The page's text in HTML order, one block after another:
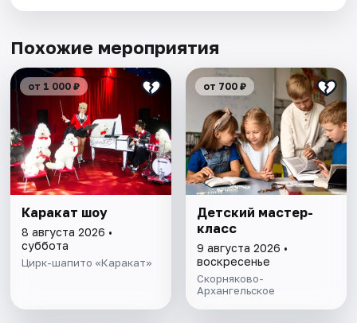
Похожие мероприятия
от 1 000 ₽
Каракат шоу
8 августа 2026 •
суббота
Цирк-шапито «Каракат»
от 700 ₽
Детский мастер-
класс
9 августа 2026 •
воскресенье
Скорняково-
Архангельское